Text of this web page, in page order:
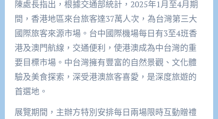
陳處長指出，根據交通部統計，2025年1月至4月期
間，香港地區來台旅客達37萬人次，為台灣第三大
國際旅客來源市場。台中國際機場每日有3至4班香
港及澳門航線，交通便利，使港澳成為中台灣的重
要目標市場。中台灣擁有豐富的自然景觀、文化體
驗及美食探索，深受港澳旅客喜愛，是深度旅遊的
首選地。
展覽期間，主辦方特別安排每日兩場限時互動贈禮